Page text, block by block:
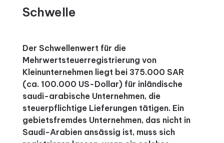
Schwelle
Der Schwellenwert für die
Mehrwertsteuerregistrierung von
Kleinunternehmen liegt bei 375.000 SAR
(ca. 100.000 US-Dollar) für inländische
saudi-arabische Unternehmen, die
steuerpflichtige Lieferungen tätigen. Ein
gebietsfremdes Unternehmen, das nicht in
Saudi-Arabien ansässig ist, muss sich